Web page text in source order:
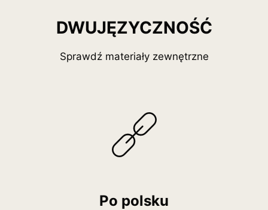
DWUJĘZYCZNOŚĆ
Sprawdź materiały zewnętrzne
Po polsku